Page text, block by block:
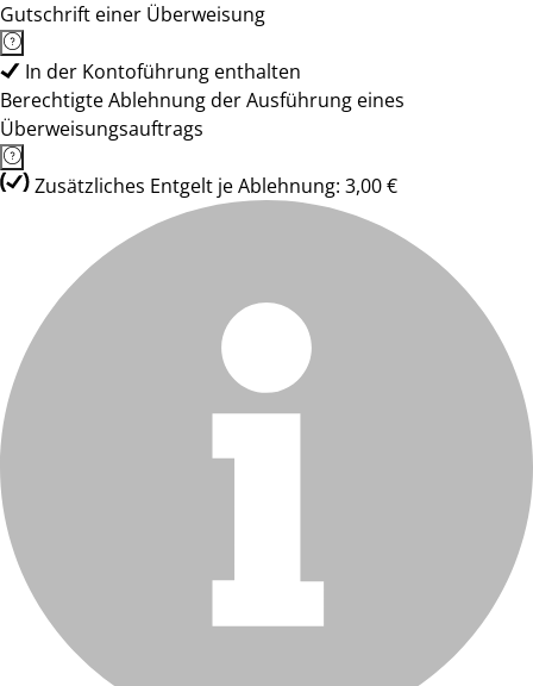
Gutschrift einer Überweisung
In der Kontoführung enthalten
Berechtigte Ablehnung der Ausführung eines
Überweisungsauftrags
Zusätzliches Entgelt je Ablehnung: 3,00 €